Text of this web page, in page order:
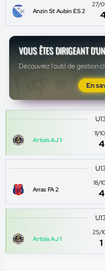
Anzin St Aubin ES 2
27/
VOUS ÊTES DIRIGEANT
Découvrez l'outil de gestion
En
Artois AJ 1
11/
4
Arras FA 2
18/
4
Artois AJ 1
25/
1